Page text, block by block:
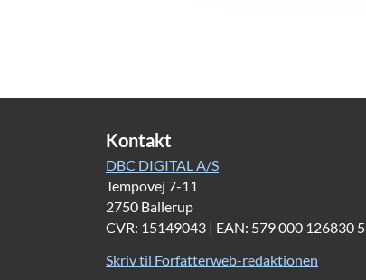
Kontakt
DBC DIGITAL A/S
Tempovej 7-11
2750 Ballerup
CVR: 15149043 | EAN: 579 000 126830 5
Skriv til Forfatterweb-redaktionen